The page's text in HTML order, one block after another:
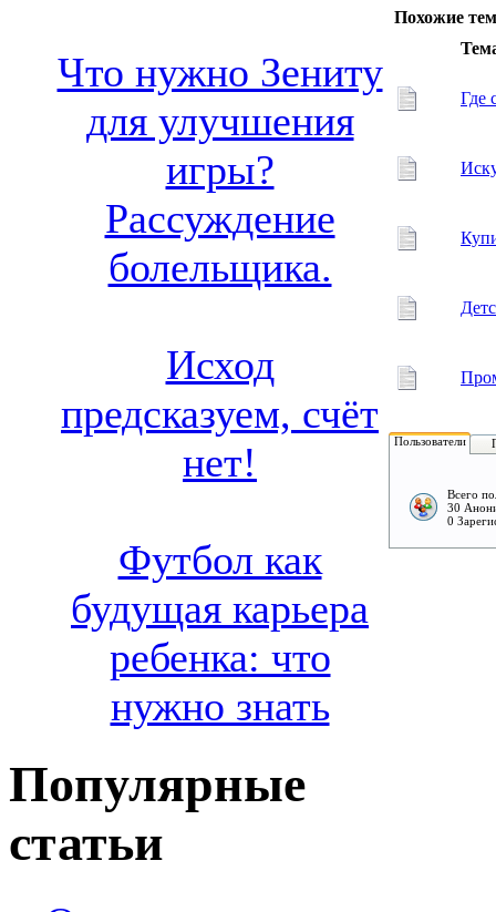
Что нужно Зениту
для улучшения
игры?
Рассуждение
болельщика.
Исход
предсказуем, счёт
нет!
Футбол как
будущая карьера
ребенка: что
нужно знать
Популярные
статьи
Похожие
Где
Пользователи
Всего
30
0